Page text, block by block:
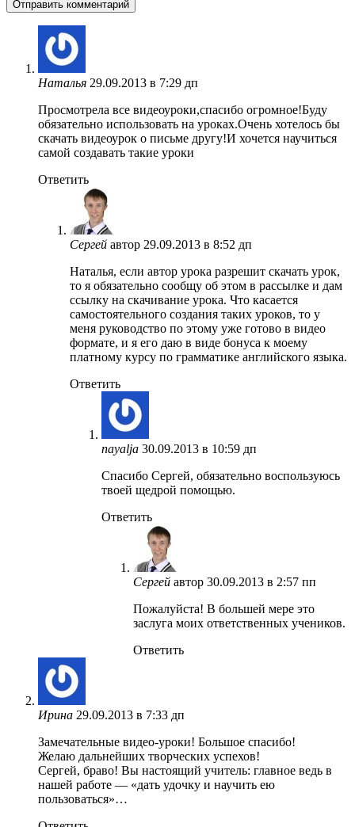
Наталья 29.09.2013 в 7:29 дп
Просмотрела все видеоуроки,спасибо огромное!Буду
обязательно использовать на уроках.Очень хотелось бы
скачать видеоурок о письме другу!И хочется научиться
самой создавать такие уроки
Ответить
Сергей автор 29.09.2013 в 8:52 дп
Наталья, если автор урока разрешит скачать урок,
то я обязательно сообщу об этом в рассылке и дам
ссылку на скачивание урока. Что касается
самостоятельного создания таких уроков, то у
меня руководство по этому уже готово в видео
формате, и я его даю в виде бонуса к моему
платному курсу по грамматике английского языка.
Ответить
nayalja 30.09.2013 в 10:59 дп
Спасибо Сергей, обязательно воспользуюсь
твоей щедрой помощью.
Ответить
Сергей автор 30.09.2013 в 2:57 пп
Пожалуйста! В большей мере это
заслуга моих ответственных учеников.
Ответить
Ирина 29.09.2013 в 7:33 дп
Замечательные видео-уроки! Большое спасибо!
Желаю дальнейших творческих успехов!
Сергей, браво! Вы настоящий учитель: главное ведь в
нашей работе — «дать удочку и научить ею
пользоваться»…